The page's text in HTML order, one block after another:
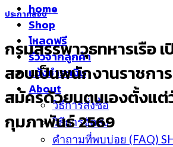
home
Shop
โหลดฟรี
รีวิวจากลูกค้า
แจ้งชำระเงิน
About
วิธีการสั่งซื้อ
วิธีการจัดส่ง
คำถามที่พบบ่อย (FAQ)
ประกาศสอบ
กรมสรรพาวุธทหารเรือ
สอบเป็นพนักงานราชกา
สมัครด้วยนตนเองตั้งแต่
กุมภาพันธ์ 2569